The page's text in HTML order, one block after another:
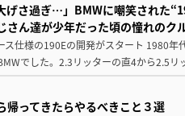
げさ過ぎ…」BMWに嘲笑された
さん達が少年だった頃の憧れのク
ス仕様の190Eの開発がスタート 1980
でした。2.3リッターの直4から2.5
帰ってきたらやるべきこと３選